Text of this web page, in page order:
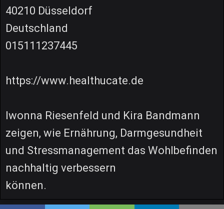
40210 Düsseldorf
Deutschland
015111237445
https://www.healthucate.de
Iwonna Riesenfeld und Kira Bandmann
zeigen, wie Ernährung, Darmgesundheit
und Stressmanagement das Wohlbefinden
nachhaltig verbessern
können.